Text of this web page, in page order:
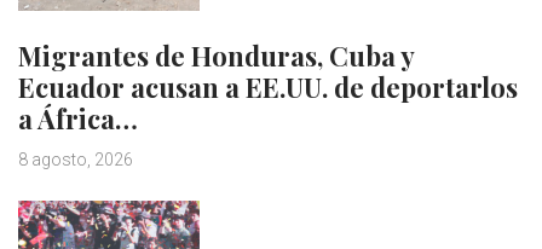
Migrantes de Honduras, Cuba y
Ecuador acusan a EE.UU. de deportarlos
a África…
8 agosto, 2026